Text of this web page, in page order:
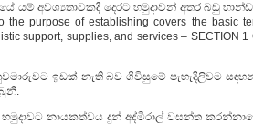
අවශ්‍යතාවකදී දෙරට හමුදාවන් අතර බඩු
the purpose of establishing covers the basic
support, supplies, and services – SECTION 1
ඉඩක් නැති බව ගිවිසුමේ පැහැදිලිවම
හමුදාවට නායකත්වය දුන් අද්මිරාල් වසන්ත